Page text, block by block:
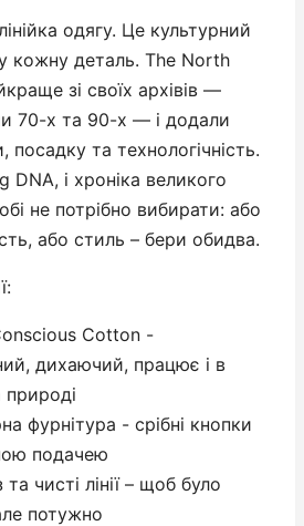
одягу. Це культурний
кожну деталь. The North
зі своїх архівів —
70-х та 90-х — і додали
посадку та технологічність.
DNA, і хроніка великого
не потрібно вибирати: або
або стиль – бери обидва.
Cotton -
дихаючий, працює і в
природі
фурнітура - срібні кнопки
подачею
чисті лінії – щоб було
потужно